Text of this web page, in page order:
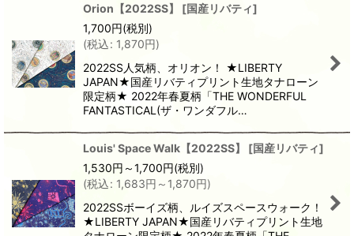
Orion【2022SS】 [国産リバティ]
1,700円(税別)
(税込: 1,870円)
2022SS人気柄、オリオン！ ★LIBERTY
JAPAN★国産リバティプリント生地タナローン
限定柄★ 2022年春夏柄「THE WONDERFUL
FANTASTICAL(ザ・ワンダフル…
Louis' Space Walk【2022SS】 [国産リバティ]
1,530円 ～1,700円(税別)
(税込: 1,683円 ～1,870円)
2022SSボーイズ柄、ルイズスペースウォーク！
★LIBERTY JAPAN★国産リバティプリント生地